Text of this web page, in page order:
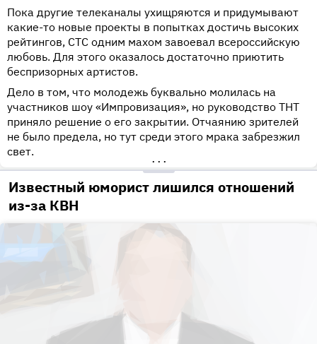
Пока другие телеканалы ухищряются и придумывают
какие-то новые проекты в попытках достичь высоких
рейтингов, СТС одним махом завоевал всероссийскую
любовь. Для этого оказалось достаточно приютить
беспризорных артистов.
Дело в том, что молодежь буквально молилась на
участников шоу «Импровизация», но руководство ТНТ
приняло решение о его закрытии. Отчаянию зрителей
не было предела, но тут среди этого мрака забрезжил
свет.
•••
Известный юморист лишился отношений
из-за КВН